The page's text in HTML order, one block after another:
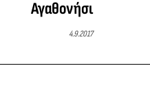
Αγαθονήσι
4.9.2017